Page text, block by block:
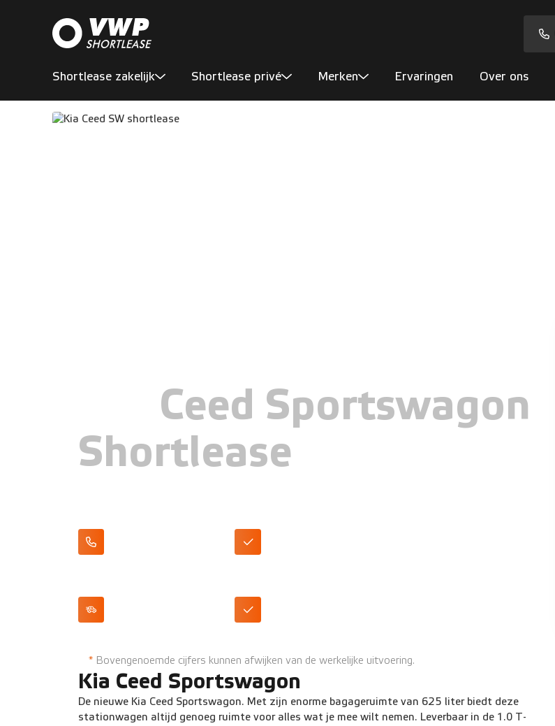
Shortlease zakelijk Shortlease privé Merken Ervaringen Over ons
Ceed Sportswagon
Shortlease
*Bovengenoemde cijfers kunnen afwijken van de werkelijke uitvoering.
Kia Ceed Sportswagon
De nieuwe Kia Ceed Sportswagon. Met zijn enorme bagageruimte van 625 liter biedt deze
stationwagen altijd genoeg ruimte voor alles wat je mee wilt nemen. Leverbaar in de 1.0 T-